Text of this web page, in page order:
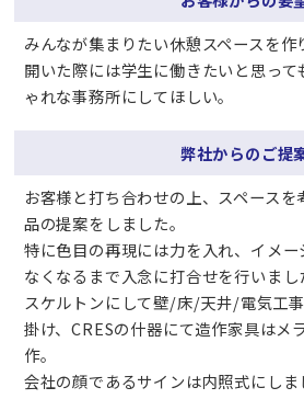
みんなが集まりたい休憩スペースを作
開いた際には学生に働きたいと思っ
ゃれな事務所にしてほしい。
弊社からのご提
お客様と打ち合わせの上、スペース
品の提案をしました。
特に色目の再現には力を入れ、イメ
なくなるまで入念に打合せを行いまし
スケルトンにして壁/床/天井/電気工
掛け、CRESの什器にて造作家具はメ
作。
会社の顔であるサインは内照式にしま